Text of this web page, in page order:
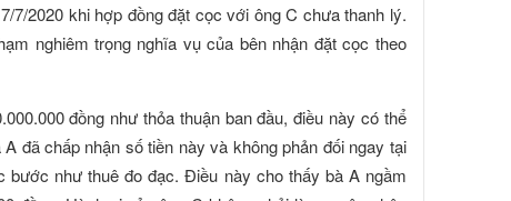
7/2020 khi hợp đồng đặt cọc với ông C chưa thanh lý.
nghiêm trọng nghĩa vụ của bên nhận đặt cọc theo
đồng như thỏa thuận ban đầu, điều này có thể
đã chấp nhận số tiền này và không phản đối ngay tại
bước như thuê đo đạc. Điều này cho thấy bà A ngầm